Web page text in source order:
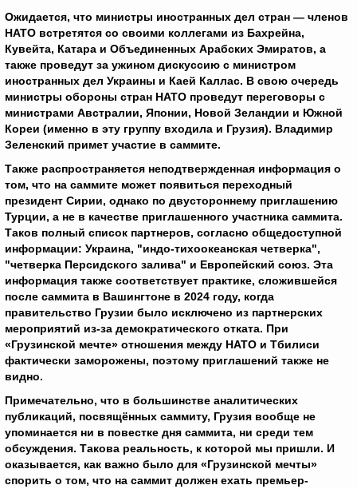
Ожидается, что министры иностранных дел стран — членов
НАТО встретятся со своими коллегами из Бахрейна,
Кувейта, Катара и Объединенных Арабских Эмиратов, а
также проведут за ужином дискуссию с министром
иностранных дел Украины и Каей Каллас. В свою очередь
министры обороны стран НАТО проведут переговоры с
министрами Австралии, Японии, Новой Зеландии и Южной
Кореи (именно в эту группу входила и Грузия). Владимир
Зеленский примет участие в саммите.
Также распространяется неподтвержденная информация о
том, что на саммите может появиться переходный
президент Сирии, однако по двустороннему приглашению
Турции, а не в качестве приглашенного участника саммита.
Таков полный список партнеров, согласно общедоступной
информации: Украина, "индо-тихоокеанская четверка",
"четверка Персидского залива" и Европейский союз. Эта
информация также соответствует практике, сложившейся
после саммита в Вашингтоне в 2024 году, когда
правительство Грузии было исключено из партнерских
мероприятий из-за демократического отката. При
«Грузинской мечте» отношения между НАТО и Тбилиси
фактически заморожены, поэтому приглашений также не
видно.
Примечательно, что в большинстве аналитических
публикаций, посвящённых саммиту, Грузия вообще не
упоминается ни в повестке дня саммита, ни среди тем
обсуждения. Такова реальность, к которой мы пришли. И
оказывается, как важно было для «Грузинской мечты»
спорить о том, что на саммит должен ехать премьер-